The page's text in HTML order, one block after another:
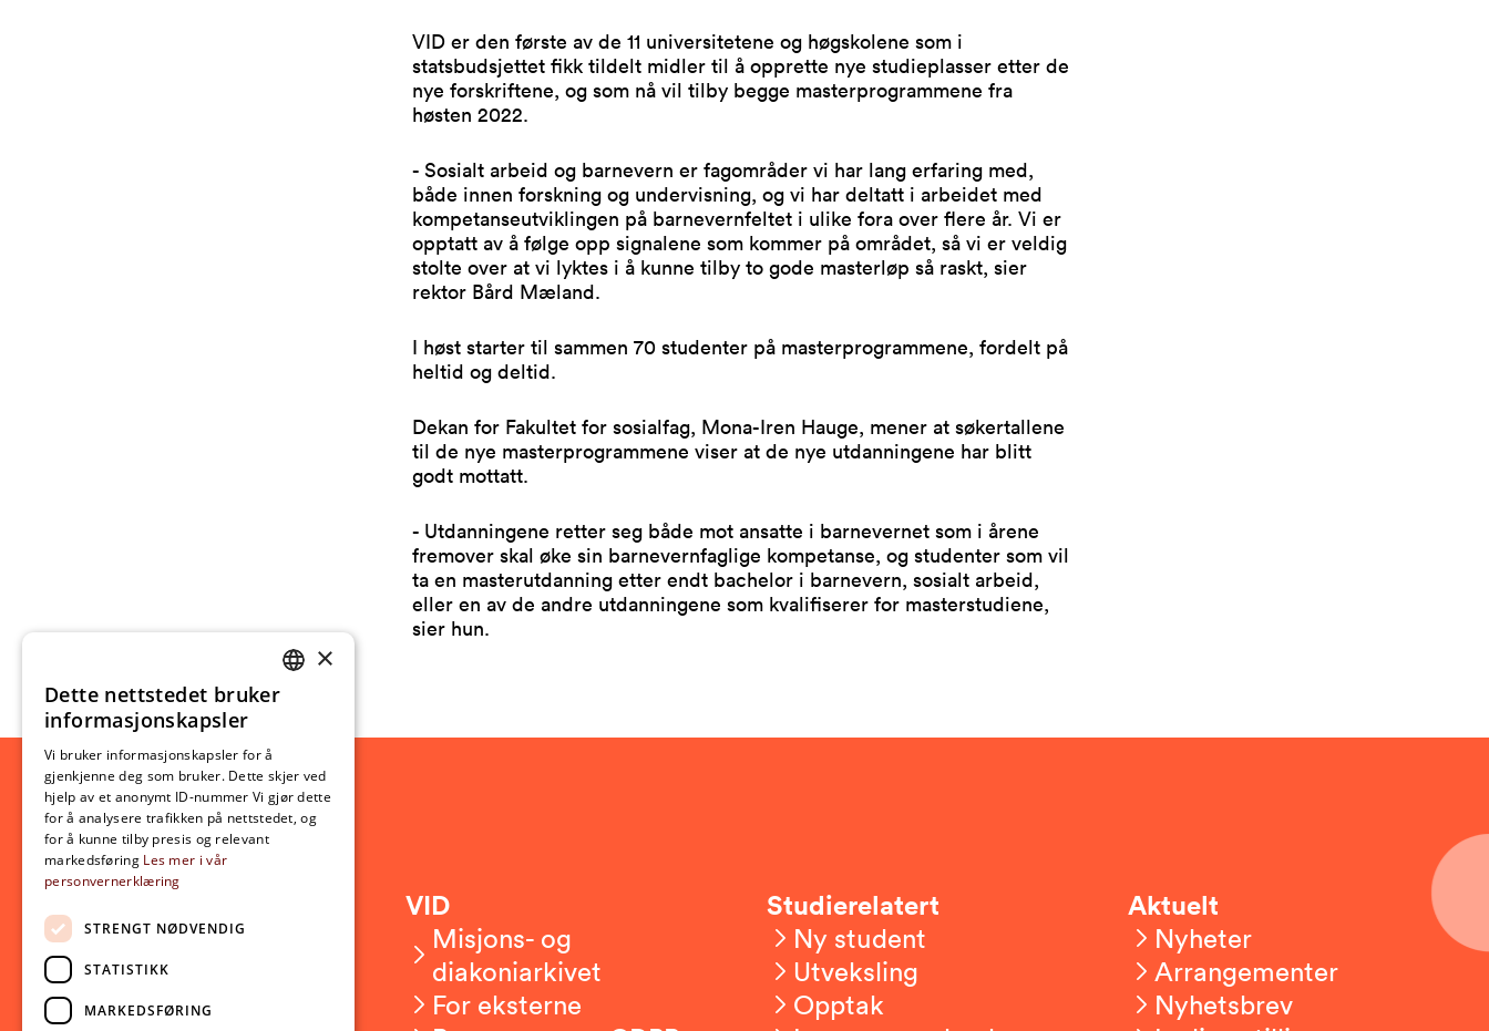
VID er den første av de 11 universitetene og høgskolene som i
statsbudsjettet fikk tildelt midler til å opprette nye studieplasser etter de
nye forskriftene, og som nå vil tilby begge masterprogrammene fra
høsten 2022.
- Sosialt arbeid og barnevern er fagområder vi har lang erfaring med,
både innen forskning og undervisning, og vi har deltatt i arbeidet med
kompetanseutviklingen på barnevernfeltet i ulike fora over flere år. Vi er
opptatt av å følge opp signalene som kommer på området, så vi er veldig
stolte over at vi lyktes i å kunne tilby to gode masterløp så raskt, sier
rektor Bård Mæland.
I høst starter til sammen 70 studenter på masterprogrammene, fordelt på
heltid og deltid.
Dekan for Fakultet for sosialfag, Mona-Iren Hauge, mener at søkertallene
til de nye masterprogrammene viser at de nye utdanningene har blitt
godt mottatt.
- Utdanningene retter seg både mot ansatte i barnevernet som i årene
fremover skal øke sin barnevernfaglige kompetanse, og studenter som vil
ta en masterutdanning etter endt bachelor i barnevern, sosialt arbeid,
eller en av de andre utdanningene som kvalifiserer for masterstudiene,
sier hun.
Kontakt oss
Om VID
Ansatte
VID
Misjons- og
diakoniarkivet
For eksterne
Studierelatert
Ny student
Utveksling
Opptak
Aktuelt
Nyheter
Arrangementer
Nyhetsbrev
NORWEGIAN
×
Dette nettstedet bruker
informasjonskapsler
Vi bruker informasjonskapsler for å
gjenkjenne deg som bruker. Dette skjer ved
hjelp av et anonymt ID-nummer Vi gjør dette
for å analysere trafikken på nettstedet, og
for å kunne tilby presis og relevant
markedsføring Les mer i vår
personvernerklæring
STRENGT NØDVENDIG
STATISTIKK
MARKEDSFØRING